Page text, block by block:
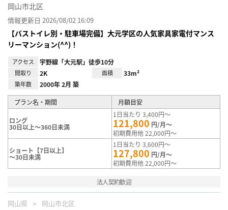
岡山市北区
情報更新日 2026/08/02 16:09
【バストイレ別・駐車場完備】大元学区の人気家具家電付マンス
リーマンション(^^)！
アクセス 宇野線「大元駅」徒歩10分
間取り 2K 面積 33m²
築年数 2000年 2月 築
プラン名・期間 月額目安
ロング
30日以上～360日未満
1日当たり 3,400円～
121,800 円/月～
初期費用他 22,000円～
ショート【7日以上】
～30日未満
1日当たり 3,600円～
127,800 円/月～
初期費用他 22,000円～
法人契約歓迎
岡山県 岡山市北区